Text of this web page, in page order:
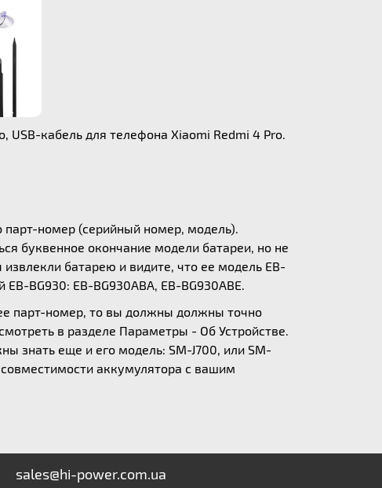
USB-кабель для телефона Xiaomi Redmi 4 Pro.
парт-номер (серийный номер, модель).
буквенное окончание модели батареи, но не
батарею и видите, что ее модель EB-
BG930: EB-BG930ABA, EB-BG930ABE.
парт-номер, то вы должны должны точно
в разделе Параметры - Об Устройстве.
знать еще и его модель: SM-J700, или SM-
аккумулятора с вашим
sales@hi-power.com.ua